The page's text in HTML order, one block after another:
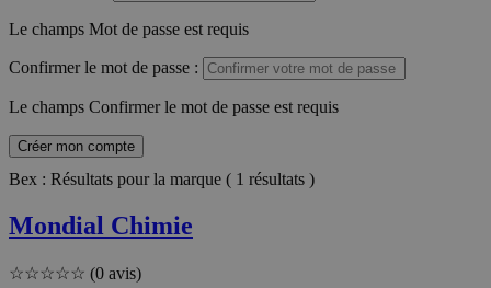
Le champs Mot de passe est requis
Confirmer le mot de passe :
Le champs Confirmer le mot de passe est requis
Créer mon compte
Bex : Résultats pour la marque ( 1 résultats )
Mondial Chimie
☆☆☆☆☆ (0 avis)